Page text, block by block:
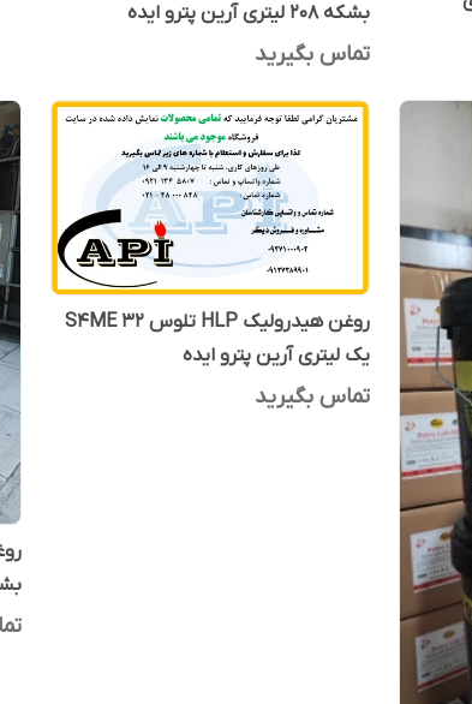
بشکه 208 لیتری آرین پترو ایده
تماس بگیرید
روغن هیدرولیک HLP تلوس S4ME 32
یک لیتری آرین پترو ایده
تماس بگیرید
بشکه 208